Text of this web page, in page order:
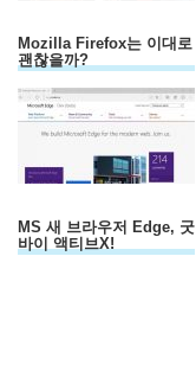
Mozilla Firefox는 이대로
괜찮을까?
MS 새 브라우저 Edge, 굿
바이 액티브X!